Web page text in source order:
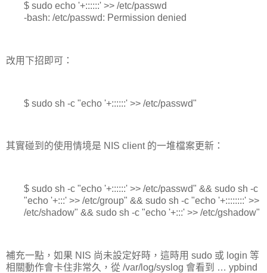
$ sudo echo '+::::::' >> /etc/passwd
-bash: /etc/passwd: Permission denied
改用下招即可：
$ sudo sh -c "echo '+::::::' >> /etc/passwd"
其實碰到的使用情境是 NIS client 的一堆檔案更新：
$ sudo sh -c "echo '+::::::' >> /etc/passwd" && sudo sh -c
"echo '+:::' >> /etc/group" && sudo sh -c "echo '+::::::::' >>
/etc/shadow" && sudo sh -c "echo '+:::' >> /etc/gshadow"
補充一點，如果 NIS 尚未設定好時，這時用 sudo 或 login 等
相關動作會卡住非常久，從 /var/log/syslog 會看到 … ypbind